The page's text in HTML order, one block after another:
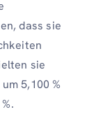
dass sie
sie
5,100 %